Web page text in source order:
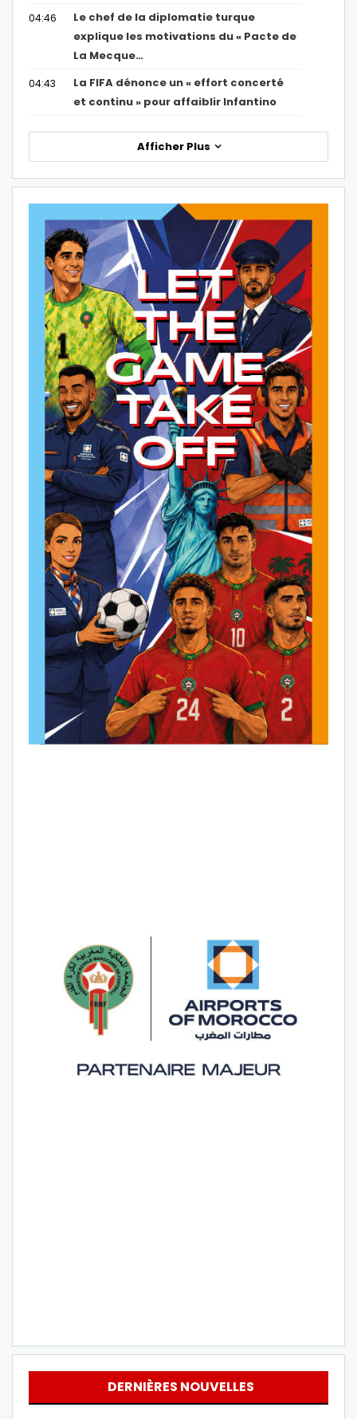
04:46
Le chef de la diplomatie turque
explique les motivations du « Pacte de
La Mecque…
04:43
La FIFA dénonce un « effort concerté
et continu » pour affaiblir Infantino
Afficher Plus
DERNIÈRES NOUVELLES